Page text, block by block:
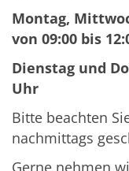
Montag,
von 09:00 bis
Dienstag und
Uhr
Bitte beachten
nachmittags